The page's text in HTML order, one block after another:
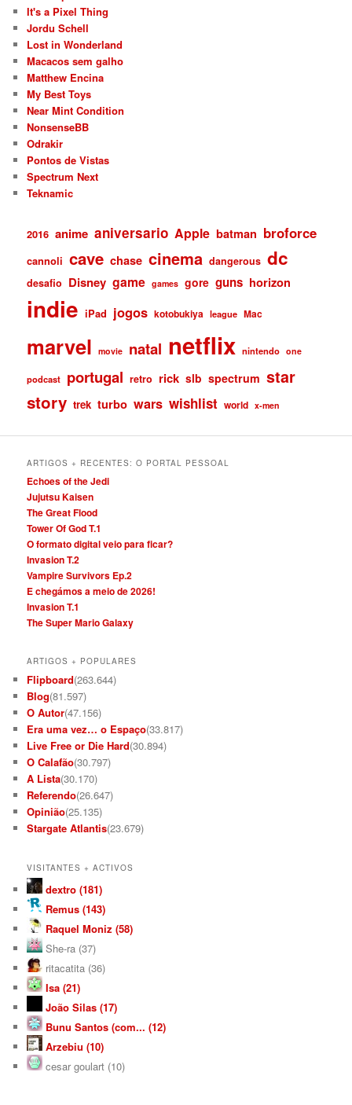
It's a Pixel Thing
Jordu Schell
Lost in Wonderland
Macacos sem galho
Matthew Encina
My Best Toys
Near Mint Condition
NonsenseBB
Odrakir
Pontos de Vistas
Spectrum Next
Teknamic
2016 anime aniversario Apple batman broforce
cannoli cave chase cinema dangerous dc
desafio Disney game games gore guns horizon
indie iPad jogos kotobukiya league Mac
marvel movie natal netflix nintendo one
podcast portugal retro rick slb spectrum star
story trek turbo wars wishlist world x-men
ARTIGOS + RECENTES: O PORTAL PESSOAL
Echoes of the Jedi
Jujutsu Kaisen
The Great Flood
Tower Of God T.1
O formato digital veio para ficar?
Invasion T.2
Vampire Survivors Ep.2
E chegámos a meio de 2026!
Invasion T.1
The Super Mario Galaxy
ARTIGOS + POPULARES
Flipboard(263.644)
Blog(81.597)
O Autor(47.156)
Era uma vez… o Espaço(33.817)
Live Free or Die Hard(30.894)
O Calafão(30.797)
A Lista(30.170)
Referendo(26.647)
Opinião(25.135)
Stargate Atlantis(23.679)
VISITANTES + ACTIVOS
dextro (181)
Remus (143)
Raquel Moniz (58)
She-ra (37)
ritacatita (36)
Isa (21)
João Silas (17)
Bunu Santos (com... (12)
Arzebiu (10)
cesar goulart (10)